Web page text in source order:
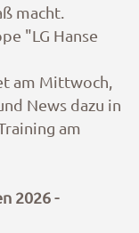
macht.
"LG Hanse
am Mittwoch,
News dazu in
am
2026 -